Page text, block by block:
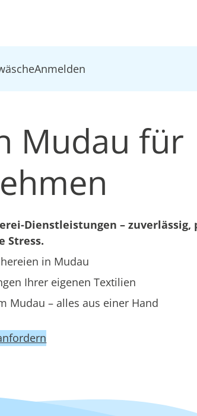
Anmelden
Mudau für
Dienstleistungen – zuverlässig,
Stress.
in Mudau
Ihrer eigenen Textilien
Mudau – alles aus einer Hand